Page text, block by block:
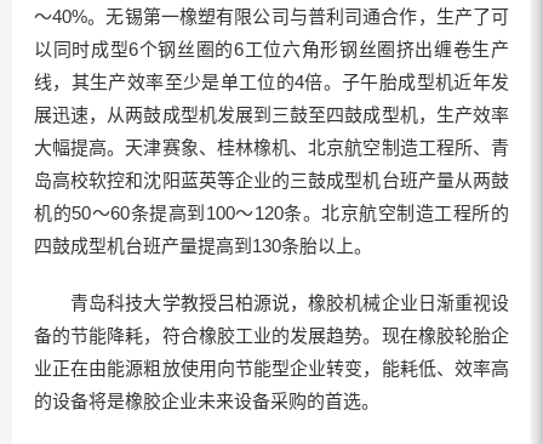
～40%。无锡第一橡塑有限公司与普利司通合作，生产了可
以同时成型6个钢丝圈的6工位六角形钢丝圈挤出缠卷生产
线，其生产效率至少是单工位的4倍。子午胎成型机近年发
展迅速，从两鼓成型机发展到三鼓至四鼓成型机，生产效率
大幅提高。天津赛象、桂林橡机、北京航空制造工程所、青
岛高校软控和沈阳蓝英等企业的三鼓成型机台班产量从两鼓
机的50～60条提高到100～120条。北京航空制造工程所的
四鼓成型机台班产量提高到130条胎以上。
青岛科技大学教授吕柏源说，橡胶机械企业日渐重视设
备的节能降耗，符合橡胶工业的发展趋势。现在橡胶轮胎企
业正在由能源粗放使用向节能型企业转变，能耗低、效率高
的设备将是橡胶企业未来设备采购的首选。